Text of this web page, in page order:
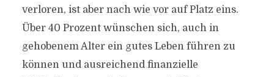
verloren, ist aber nach wie vor auf Platz eins.
Über 40 Prozent wünschen sich, auch in
gehobenem Alter ein gutes Leben führen zu
können und ausreichend finanzielle